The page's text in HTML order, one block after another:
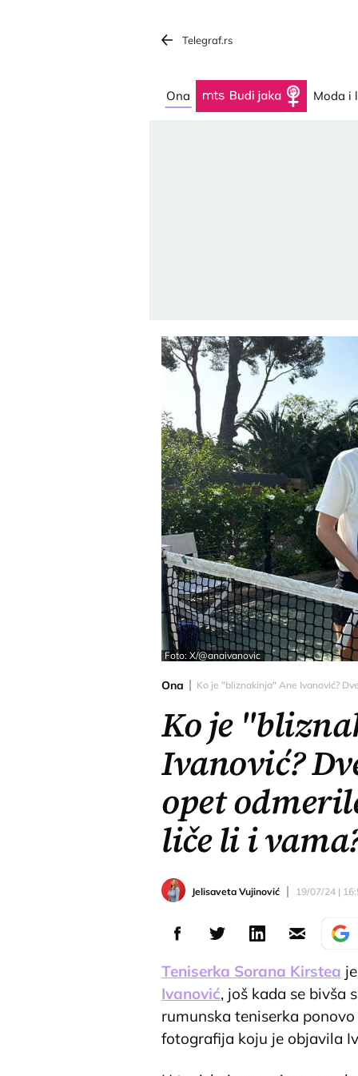
Telegraf.rs
Ona Budi jaka Moda i
Foto: X/@anaivanovic
Ona Ko je "bliznakinja" Ane Ivanović?
Ko je
Ivanović?
opet
liče li i
Jelisaveta Vujinović 19/07/24 |
Teniserka Sorana Kirstea
Ivanović, još kada se bivša
rumunska teniserka
fotografija koju je objavila